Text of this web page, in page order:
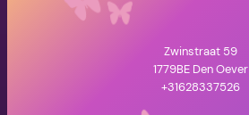
Zwinstraat 59
1779BE Den Oever
+31628337526